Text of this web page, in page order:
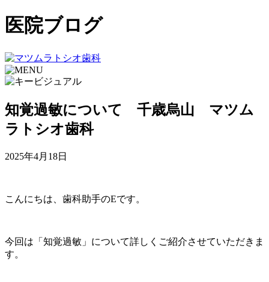
医院ブログ
知覚過敏について 千歳烏山 マツム
ラトシオ歯科
2025年4月18日
こんにちは、歯科助手のEです。
今回は「知覚過敏」について詳しくご紹介させていただきま
す。